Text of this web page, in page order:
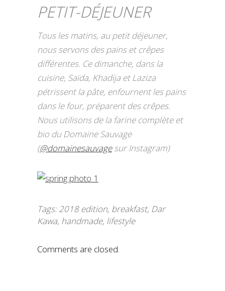
PETIT-DÉJEUNER
Tous les matins, au petit déjeuner,
nous servons des pains et crêpes
différentes. Ce dimanche, dans la
cuisine, Saïda, Khadija et Laziza
pétrissent la pâte, enfournent les pains
dans le four, préparent des crêpes.
Nous utilisons de la farine complète et
bio du Domaine Sauvage
(@domainesauvagesur Instagram)
Tags:2018 edition, breakfast, Dar
Kawa, handmade, lifestyle
Comments are closed.